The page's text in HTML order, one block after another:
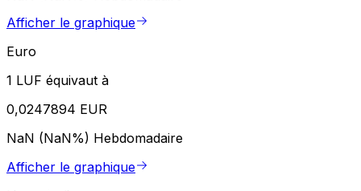
Afficher le graphique
Euro
1 LUF équivaut à
0,0247894 EUR
NaN (NaN%) Hebdomadaire
Afficher le graphique